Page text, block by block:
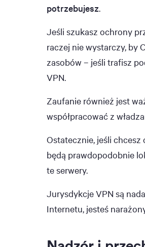
potrzebujesz.
Jeśli szukasz ochrony
raczej nie wystarczy, by
zasobów – jeśli trafisz
VPN.
Zaufanie również jest
współpracować z
Ostatecznie, jeśli
będą prawdopodobnie
te serwery.
Jurysdykcje VPN są
Internetu, jesteś